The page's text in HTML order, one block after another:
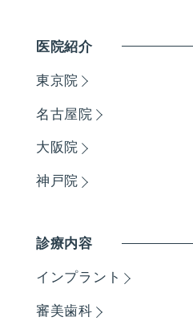
医院紹介
東京院
名古屋院
大阪院
神戸院
診療内容
インプラント
審美歯科